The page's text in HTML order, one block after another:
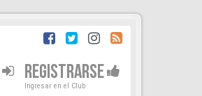
REGISTRARSE
Ingresar en el Club